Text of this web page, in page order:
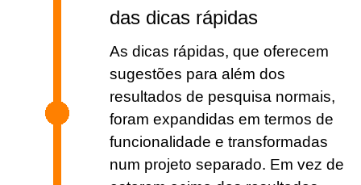
das dicas rápidas
As dicas rápidas, que oferecem
sugestões para além dos
resultados de pesquisa normais,
foram expandidas em termos de
funcionalidade e transformadas
num projeto separado. Em vez de